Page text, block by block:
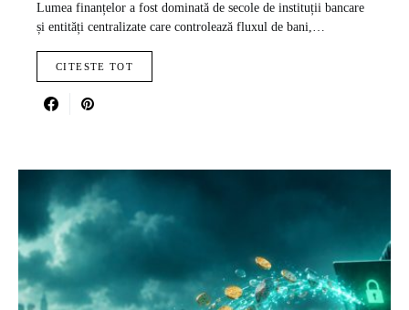
Lumea finanțelor a fost dominată de secole de instituții bancare
și entități centralizate care controlează fluxul de bani,…
CITESTE TOT